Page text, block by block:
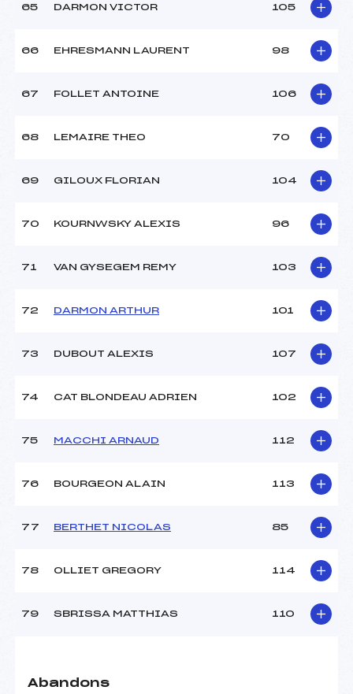
65 DARMON VICTOR 105
66 EHRESMANN LAURENT 98
67 FOLLET ANTOINE 106
68 LEMAIRE THEO 70
69 GILOUX FLORIAN 104
70 KOURNWSKY ALEXIS 96
71 VAN GYSEGEM REMY 103
72 DARMON ARTHUR 101
73 DUBOUT ALEXIS 107
74 CAT BLONDEAU ADRIEN 102
75 MACCHI ARNAUD 112
76 BOURGEON ALAIN 113
77 BERTHET NICOLAS 85
78 OLLIET GREGORY 114
79 SBRISSA MATTHIAS 110
Abandons